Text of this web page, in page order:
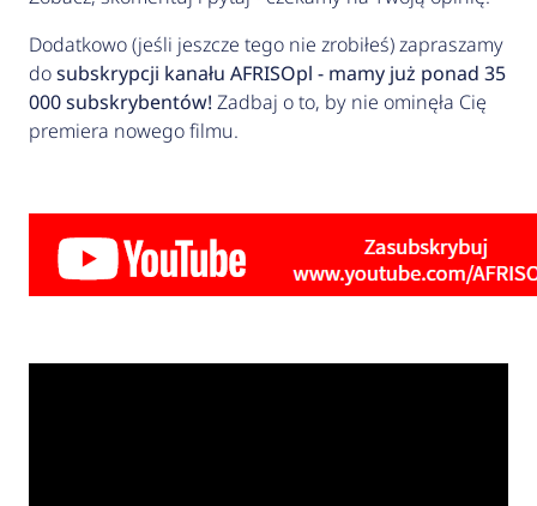
Dodatkowo (jeśli jeszcze tego nie zrobiłeś) zapraszamy
dosubskrypcji kanału AFRISOpl - mamy już ponad 35
000 subskrybentów! Zadbaj o to, by nie ominęła Cię
premiera nowego filmu.